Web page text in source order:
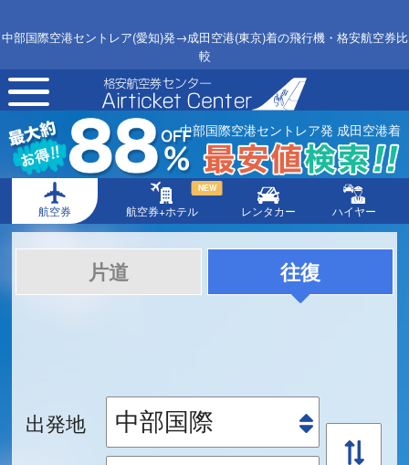
中部国際空港セントレア(愛知)発→成田空港(東京)着の飛行機・格安航空券比
較
toggle
navigation
中部国際空港セントレア発 成田空港着
航空券 航空券+ホテル
NEW
レンタカー ハイヤー
片道 往復
出発地